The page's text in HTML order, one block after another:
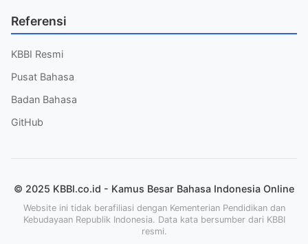
Referensi
KBBI Resmi
Pusat Bahasa
Badan Bahasa
GitHub
© 2025 KBBI.co.id - Kamus Besar Bahasa Indonesia Online
Website ini tidak berafiliasi dengan Kementerian Pendidikan dan
Kebudayaan Republik Indonesia. Data kata bersumber dari KBBI
resmi.